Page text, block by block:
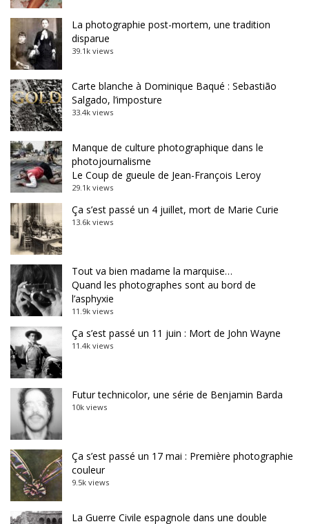
La photographie post-mortem, une tradition
disparue
39.1k views
Carte blanche à Dominique Baqué : Sebastião
Salgado, l’imposture
33.4k views
Manque de culture photographique dans le
photojournalisme
Le Coup de gueule de Jean-François Leroy
29.1k views
Ça s’est passé un 4 juillet, mort de Marie Curie
13.6k views
Tout va bien madame la marquise…
Quand les photographes sont au bord de
l’asphyxie
11.9k views
Ça s’est passé un 11 juin : Mort de John Wayne
11.4k views
Futur technicolor, une série de Benjamin Barda
10k views
Ça s’est passé un 17 mai : Première photographie
couleur
9.5k views
La Guerre Civile espagnole dans une double